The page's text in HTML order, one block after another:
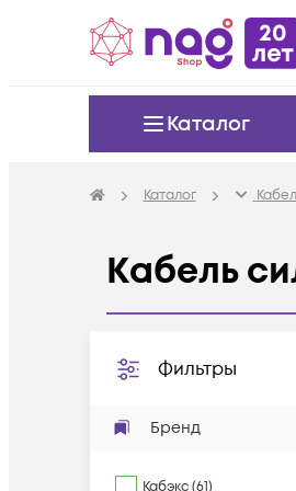
Каталог
Каталог
Кабель
Фильтры
Бренд
Кабэкс(61)